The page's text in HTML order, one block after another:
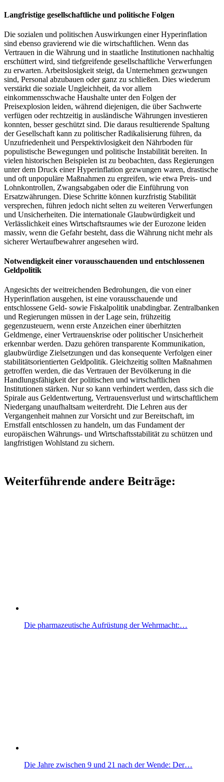
Langfristige gesellschaftliche und politische Folgen
Die sozialen und politischen Auswirkungen einer Hyperinflation
sind ebenso gravierend wie die wirtschaftlichen. Wenn das
Vertrauen in die Währung und in staatliche Institutionen nachhaltig
erschüttert wird, sind tiefgreifende gesellschaftliche Verwerfungen
zu erwarten. Arbeitslosigkeit steigt, da Unternehmen gezwungen
sind, Personal abzubauen oder ganz zu schließen. Dies wiederum
verstärkt die soziale Ungleichheit, da vor allem
einkommensschwache Haushalte unter den Folgen der
Preisexplosion leiden, während diejenigen, die über Sachwerte
verfügen oder rechtzeitig in ausländische Währungen investieren
konnten, besser geschützt sind. Die daraus resultierende Spaltung
der Gesellschaft kann zu politischer Radikalisierung führen, da
Unzufriedenheit und Perspektivlosigkeit den Nährboden für
populistische Bewegungen und politische Instabilität bereiten. In
vielen historischen Beispielen ist zu beobachten, dass Regierungen
unter dem Druck einer Hyperinflation gezwungen waren, drastische
und oft unpopuläre Maßnahmen zu ergreifen, wie etwa Preis- und
Lohnkontrollen, Zwangsabgaben oder die Einführung von
Ersatzwährungen. Diese Schritte können kurzfristig Stabilität
versprechen, führen jedoch nicht selten zu weiteren Verwerfungen
und Unsicherheiten. Die internationale Glaubwürdigkeit und
Verlässlichkeit eines Wirtschaftsraumes wie der Eurozone leiden
massiv, wenn die Gefahr besteht, dass die Währung nicht mehr als
sicherer Wertaufbewahrer angesehen wird.
Notwendigkeit einer vorausschauenden und entschlossenen
Geldpolitik
Angesichts der weitreichenden Bedrohungen, die von einer
Hyperinflation ausgehen, ist eine vorausschauende und
entschlossene Geld- sowie Fiskalpolitik unabdingbar. Zentralbanken
und Regierungen müssen in der Lage sein, frühzeitig
gegenzusteuern, wenn erste Anzeichen einer überhitzten
Geldmenge, einer Vertrauenskrise oder politischer Unsicherheit
erkennbar werden. Dazu gehören transparente Kommunikation,
glaubwürdige Zielsetzungen und das konsequente Verfolgen einer
stabilitätsorientierten Geldpolitik. Gleichzeitig sollten Maßnahmen
getroffen werden, die das Vertrauen der Bevölkerung in die
Handlungsfähigkeit der politischen und wirtschaftlichen
Institutionen stärken. Nur so kann verhindert werden, dass sich die
Spirale aus Geldentwertung, Vertrauensverlust und wirtschaftlichem
Niedergang unaufhaltsam weiterdreht. Die Lehren aus der
Vergangenheit mahnen zur Vorsicht und zur Bereitschaft, im
Ernstfall entschlossen zu handeln, um das Fundament der
europäischen Währungs- und Wirtschaftsstabilität zu schützen und
langfristigen Wohlstand zu sichern.
Weiterführende andere Beiträge:
Die pharmazeutische Aufrüstung der Wehrmacht:…
Die Jahre zwischen 9 und 21 nach der Wende: Der…